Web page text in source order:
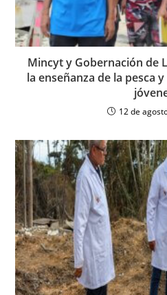
Mincyt y Gobernación de
la enseñanza de la pesca
12 de